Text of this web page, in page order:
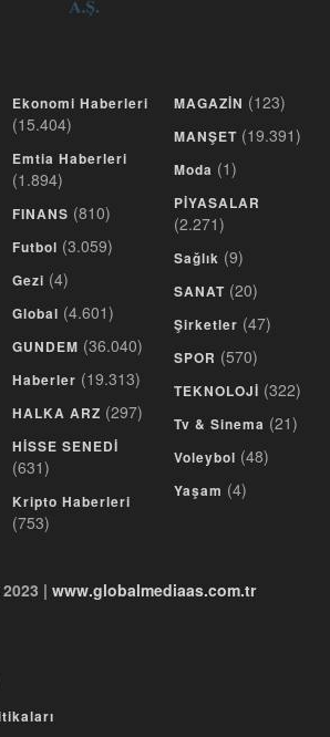
Ekonomi Haberleri
(15.404)
Emtia Haberleri
(1.894)
FINANS (810)
Futbol (3.059)
Gezi (4)
Global (4.601)
GUNDEM (36.040)
Haberler (19.313)
HALKA ARZ (297)
HİSSE SENEDİ
(631)
Kripto Haberleri
(753)
MAGAZİN (123)
MANŞET (19.391)
Moda (1)
PİYASALAR
(2.271)
Sağlık (9)
SANAT (20)
Şirketler (47)
SPOR (570)
TEKNOLOJİ (322)
Tv & Sinema (21)
Voleybol (48)
Yaşam (4)
| www.globalmediaas.com.tr